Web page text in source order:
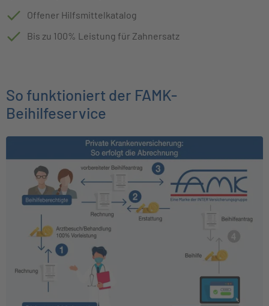
Offener Hilfsmittelkatalog
Bis zu 100% Leistung für Zahnersatz
So funktioniert der FAMK-
Beihilfeservice